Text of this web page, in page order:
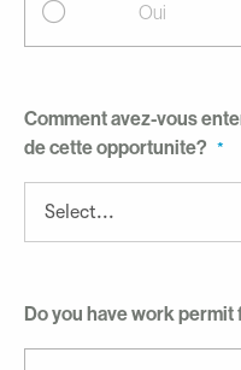
Oui
Comment avez-vous
de cette opportunite?
Do you have work permit